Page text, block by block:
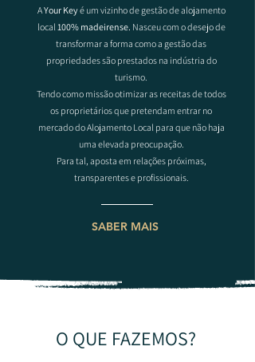
AYour Keyé um vizinho de gestão de alojamento
local 100% madeirense. Nasceu com o desejo de
transformar a forma como a gestão das
propriedades são prestados na indústria do
turismo.
Tendo como missão otimizar as receitas de todos
os proprietários que pretendam entrar no
mercado do Alojamento Local para que não haja
uma elevada preocupação.
Para tal, aposta em relações próximas,
transparentes e profissionais.
SABER MAIS
O QUE FAZEMOS?